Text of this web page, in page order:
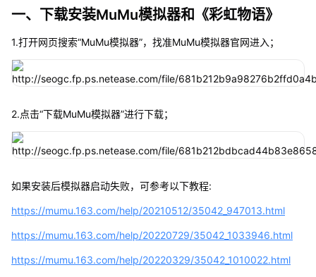
一、下载安装MuMu模拟器和《彩虹物语》
1.打开网页搜索“MuMu模拟器”，找准MuMu模拟器官网进入；
2.点击“下载MuMu模拟器”进行下载；
如果安装后模拟器启动失败，可参考以下教程:
https://mumu.163.com/help/20210512/35042_947013.html
https://mumu.163.com/help/20220729/35042_1033946.html
https://mumu.163.com/help/20220329/35042_1010022.html